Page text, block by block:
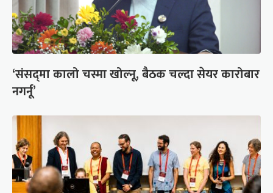
‘संसद्‍मा कालो चस्मा खोल्नू, बैठक चल्दा सेयर कारोबार
नगर्नू’